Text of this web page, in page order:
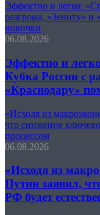
Эффектно и легко:
разгрома, «Зениту» и
новички
06.08.2026
Эффектно и
Кубка России с
«Краснодару»
«Исходя из
что снижение
процессом
06.08.2026
«Исходя из
Путин заявил,
РФ будет